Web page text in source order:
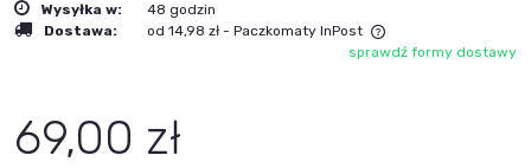
Wysyłka w:
48 godzin
Dostawa:
od 14,98 zł - Paczkomaty InPost
Cena nie zawiera ewentualnych kosztów płatnościsprawdź formy dostawy
69,00 zł